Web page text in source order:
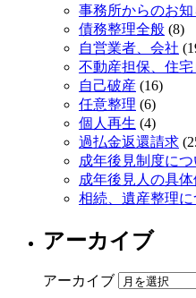
事務所からのお
債務整理全般 (8)
自営業者、会社
不動産担保、住宅
自己破産 (16)
任意整理 (6)
個人再生 (4)
過払金返還請求
成年後見制度につ
成年後見人の具体
相続、遺産整理に
アーカイブ
アーカイブ